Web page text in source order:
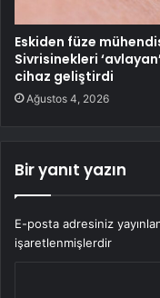
Eskiden füze
Sivrisinekleri
cihaz geliştirdi
Ağustos 4, 2026
Bir yanıt yazın
E-posta adresiniz
işaretlenmişlerdir